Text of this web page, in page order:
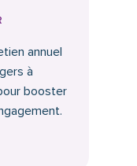
annuel
à
booster